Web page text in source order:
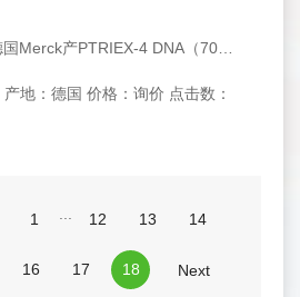
产地：德国 价格：询价 点击数：
1 12 13 14
16 17 18 Next